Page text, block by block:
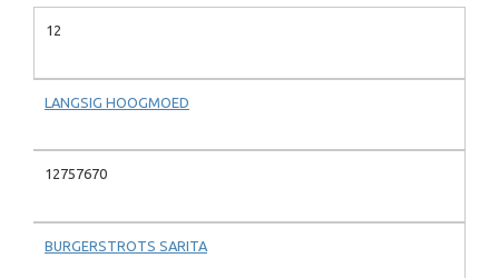
12
LANGSIG HOOGMOED
12757670
BURGERSTROTS SARITA